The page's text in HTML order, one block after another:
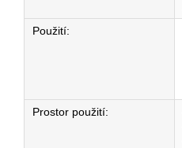
Použití:
Prostor použití: